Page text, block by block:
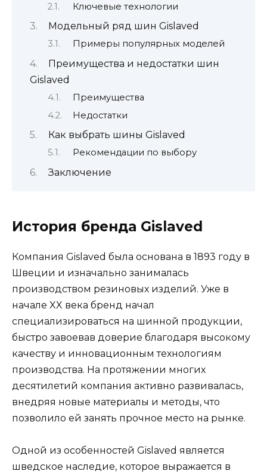
Ключевые технологии
Модельный ряд шин Gislaved
Примеры популярных моделей
Преимущества и недостатки шин
Gislaved
Преимущества
Недостатки
Как выбрать шины Gislaved
Рекомендации по выбору
Заключение
История бренда Gislaved
Компания Gislaved была основана в 1893 году в
Швеции и изначально занималась
производством резиновых изделий. Уже в
начале XX века бренд начал
специализироваться на шинной продукции,
быстро завоевав доверие благодаря высокому
качеству и инновационным технологиям
производства. На протяжении многих
десятилетий компания активно развивалась,
внедряя новые материалы и методы, что
позволило ей занять прочное место на рынке.
Одной из особенностей Gislaved является
шведское наследие, которое выражается в